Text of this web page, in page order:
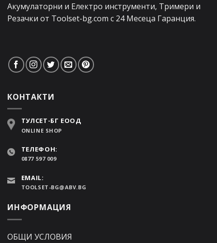
Акумулаторни и Електро инструменти, Тримери и
Резачки от Toolset-bg.com с 24 Месеца Гаранция.
КОНТАКТИ
ТУЛСЕТ-БГ ЕООД
ONLINE SHOP
ТЕЛЕФОН:
0877 597 009
EMAIL:
TOOLSET-BG@ABV.BG
ИНФОРМАЦИЯ
ОБЩИ УСЛОВИЯ